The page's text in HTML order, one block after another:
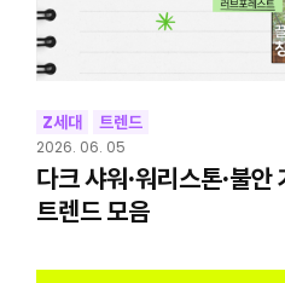
Z세대 트렌드
2026. 06. 05
다크 샤워·워리스톤·불
트렌드 모음